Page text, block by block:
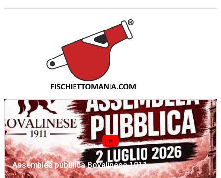
Assemblea pubblica Bovalinese 1911